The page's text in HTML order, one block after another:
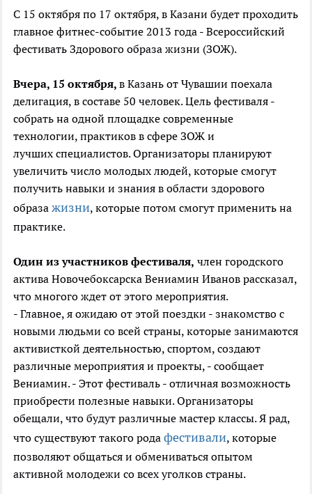
С 15 октября по 17 октября, в Казани будет проходить
главное фитнес-событие 2013 года - Всероссийский
фестивать Здорового образа жизни (ЗОЖ).
Вчера, 15 октября, в Казань от Чувашии поехала
делигация, в составе 50 человек. Цель фестиваля -
собрать на одной площадке современные
технологии, практиков в сфере ЗОЖ и
лучших специалистов. Организаторы планируют
увеличить число молодых людей, которые смогут
получить навыки и знания в области здорового
образа жизни, которые потом смогут применить на
практике.
Один из участников фестиваля, член городского
актива Новочебоксарска Вениамин Иванов рассказал,
что многого ждет от этого мероприятия.
- Главное, я ожидаю от этой поездки - знакомство с
новыми людьми со всей страны, которые занимаются
активисткой деятельностью, спортом, создают
различные мероприятия и проекты, - сообщает
Вениамин. - Этот фестиваль - отличная возможность
приобрести полезные навыки. Организаторы
обещали, что будут различные мастер классы. Я рад,
что существуют такого рода фестивали, которые
позволяют общаться и обмениваться опытом
активной молодежи со всех уголков страны.